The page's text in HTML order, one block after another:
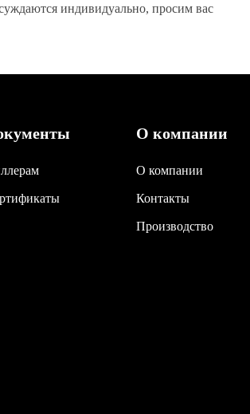
индивидуально, просим вас
О компании
О компании
Контакты
Производство